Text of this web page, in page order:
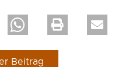
Beitrag